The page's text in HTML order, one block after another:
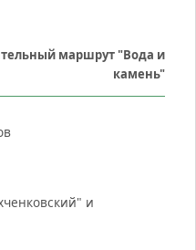
маршрут "Вода и
камень"
и